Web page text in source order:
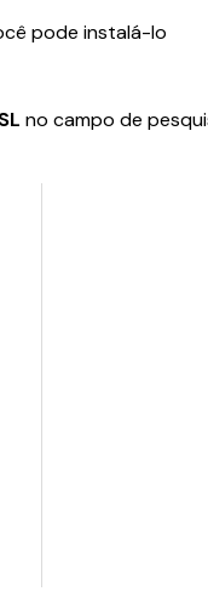
pode instalá-lo
no campo de